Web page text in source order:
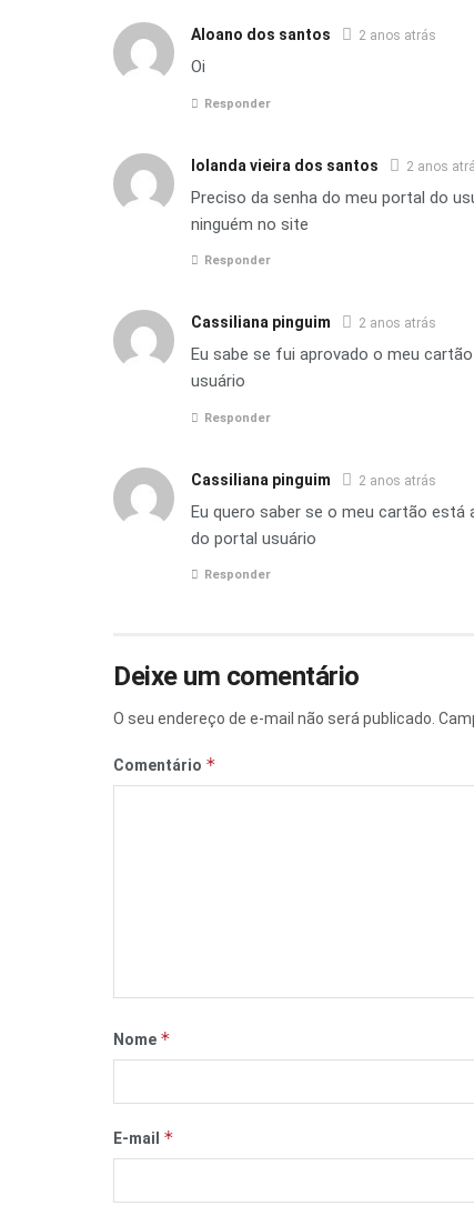
Aloano dos santos 2 anos atrás
Oi
Responder
Iolanda vieira dos santos 2 anos
Preciso da senha do meu portal do
ninguém no site
Responder
Cassiliana pinguim 2 anos atrás
Eu sabe se fui aprovado o meu
usuário
Responder
Cassiliana pinguim 2 anos atrás
Eu quero saber se o meu cartão está
do portal usuário
Responder
Deixe um comentário
O seu endereço de e-mail não será publicado.
Comentário *
Nome *
E-mail *